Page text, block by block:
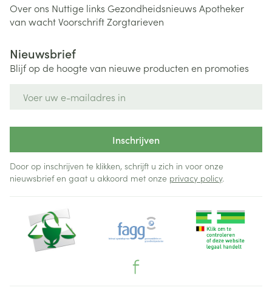
Over ons Nuttige links Gezondheidsnieuws Apotheker
van wachtVoorschriftZorgtarieven
Nieuwsbrief
Blijf op de hoogte van nieuwe producten en promoties
Inschrijven
Door op inschrijven te klikken, schrijft u zich in voor onze
nieuwsbrief en gaat u akkoord met onze privacy policy.